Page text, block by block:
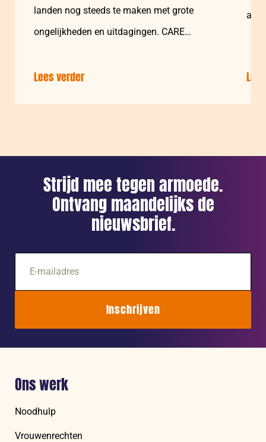
landen nog steeds te maken met grote
ongelijkheden en uitdagingen. CARE…
Lees verder
Vrouwen
basis
deel
2
Strijd mee tegen armoede.
Ontvang maandelijks de
nieuwsbrief.
mailadres
Inschrijven
Ons werk
Noodhulp
Vrouwenrechten